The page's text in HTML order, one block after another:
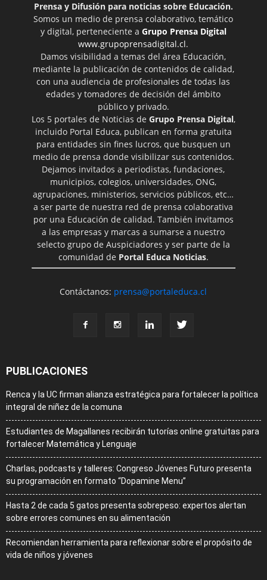
Prensa y Difusión para noticias sobre Educación.
Somos un medio de prensa colaborativo, temático
y digital, perteneciente a Grupo Prensa Digital
www.grupoprensadigital.cl.
Damos visibilidad a temas del área Educación,
mediante la publicación de contenidos de calidad,
con una audiencia de profesionales de todas las
edades y tomadores de decisión del ámbito
público y privado.
Los 5 portales de Noticias de Grupo Prensa Digital,
incluido Portal Educa, publican en forma gratuita
para entidades sin fines lucros, que busquen un
medio de prensa donde visibilizar sus contenidos.
Dejamos invitados a periodistas, fundaciones,
municipios, colegios, universidades, ONG,
agrupaciones, ministerios, servicios públicos, etc…
a ser parte de nuestra red de prensa colaborativa
por una Educación de calidad. También invitamos
a las empresas y marcas a sumarse a nuestro
selecto grupo de Auspiciadores y ser parte de la
comunidad de Portal Educa Noticias.
Contáctanos: prensa@portaleduca.cl
PUBLICACIONES
Renca y la UC firman alianza estratégica para fortalecer la política
integral de niñez de la comuna
Estudiantes de Magallanes recibirán tutorías online gratuitas para
fortalecer Matemática y Lenguaje
Charlas, podcasts y talleres: Congreso Jóvenes Futuro presenta
su programación en formato “Dopamine Menu”
Hasta 2 de cada 5 gatos presenta sobrepeso: expertos alertan
sobre errores comunes en su alimentación
Recomiendan herramienta para reflexionar sobre el propósito de
vida de niños y jóvenes